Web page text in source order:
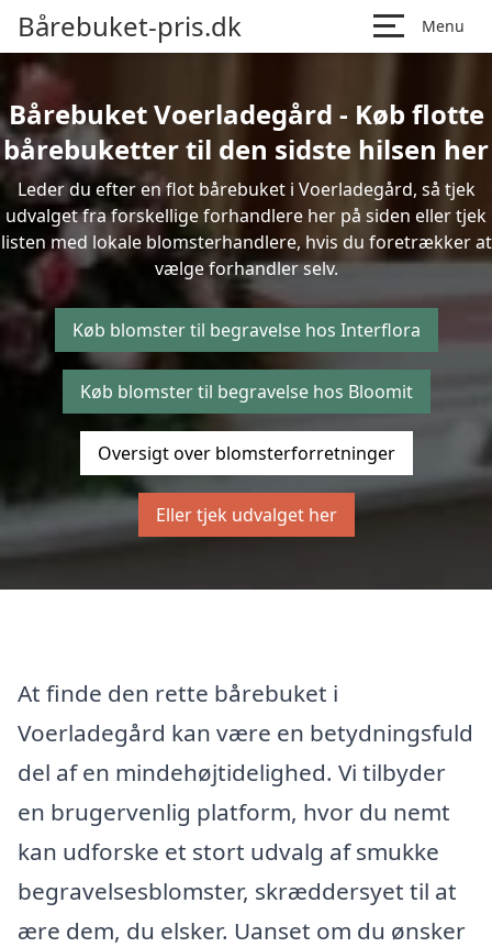
Bårebuket-pris.dk Menu
Bårebuket Voerladegård - Køb flotte
bårebuketter til den sidste hilsen her
Leder du efter en flot bårebuket i Voerladegård, så tjek
udvalget fra forskellige forhandlere her på siden eller tjek
listen med lokale blomsterhandlere, hvis du foretrækker at
vælge forhandler selv.
Køb blomster til begravelse hos Interflora
Køb blomster til begravelse hos Bloomit
Oversigt over blomsterforretninger
Eller tjek udvalget her
At finde den rette bårebuket i
Voerladegård kan være en betydningsfuld
del af en mindehøjtidelighed. Vi tilbyder
en brugervenlig platform, hvor du nemt
kan udforske et stort udvalg af smukke
begravelsesblomster, skræddersyet til at
ære dem, du elsker. Uanset om du ønsker